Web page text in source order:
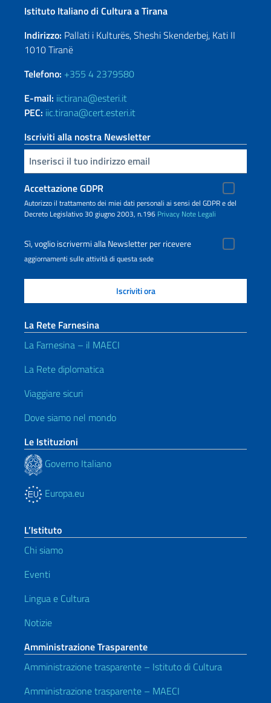
Istituto Italiano di Cultura a Tirana
Indirizzo: Pallati i Kulturës, Sheshi Skenderbej, Kati II
1010 Tiranë
Telefono: +355 4 2379580
E-mail: iictirana@esteri.it
PEC: iic.tirana@cert.esteri.it
Iscriviti alla nostra Newsletter
Inserisci la tua email
Accettazione GDPR
Autorizzo il trattamento dei miei dati personali ai sensi del GDPR e del
Decreto Legislativo 30 giugno 2003, n.196 Privacy Note Legali
Sì, voglio iscrivermi alla Newsletter per ricevere
aggiornamenti sulle attività di questa sede
La Rete Farnesina
La Farnesina – il MAECI
La Rete diplomatica
Viaggiare sicuri
Dove siamo nel mondo
Le Istituzioni
Governo Italiano
Europa.eu
L’Istituto
Chi siamo
Eventi
Lingua e Cultura
Notizie
Amministrazione Trasparente
Amministrazione trasparente – Istituto di Cultura
Amministrazione trasparente – MAECI